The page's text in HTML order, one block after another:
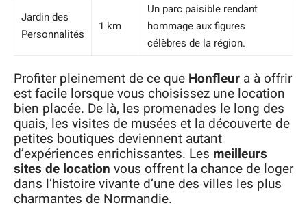
Jardin des
Personnalités
1 km
Un parc paisible rendant
hommage aux figures
célèbres de la région.
Profiter pleinement de ce que Honfleur a à offrir
est facile lorsque vous choisissez une location
bien placée. De là, les promenades le long des
quais, les visites de musées et la découverte de
petites boutiques deviennent autant
d’expériences enrichissantes. Les meilleurs
sites de location vous offrent la chance de loger
dans l’histoire vivante d’une des villes les plus
charmantes de Normandie.